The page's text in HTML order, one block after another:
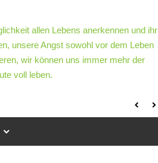
allen Lebens anerkennen und ihr
unsere Angst sowohl vor dem Leben
wir können uns immer mehr der
voll leben.